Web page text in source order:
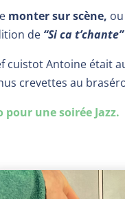
monter sur scène,
de “Si ca t’chante”
Antoine était
crevettes au
pour une soirée Jazz.